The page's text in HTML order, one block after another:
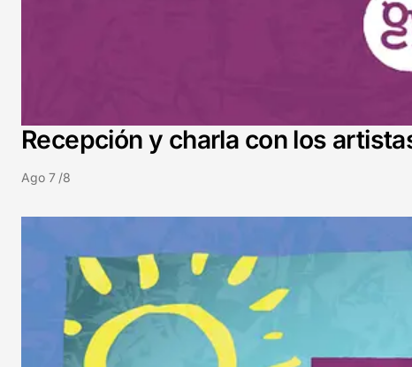
Recepción y charla con los
Ago 7 /8